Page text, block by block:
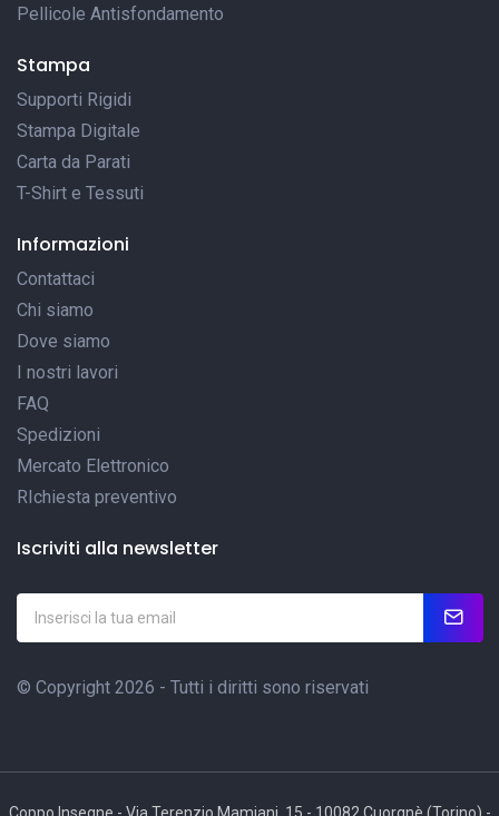
Pellicole Antisfondamento
Stampa
Supporti Rigidi
Stampa Digitale
Carta da Parati
T-Shirt e Tessuti
Informazioni
Contattaci
Chi siamo
Dove siamo
I nostri lavori
FAQ
Spedizioni
Mercato Elettronico
RIchiesta preventivo
Iscriviti alla newsletter
© Copyright 2026 - Tutti i diritti sono riservati